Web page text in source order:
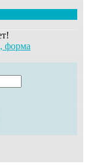
форма